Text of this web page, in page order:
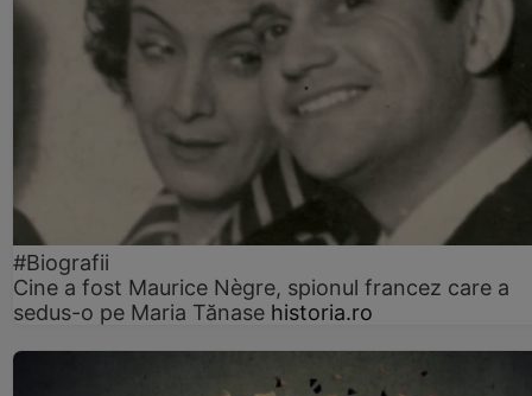
#Biografii
Cine a fost Maurice Nègre, spionul francez care a
sedus-o pe Maria Tănase historia.ro